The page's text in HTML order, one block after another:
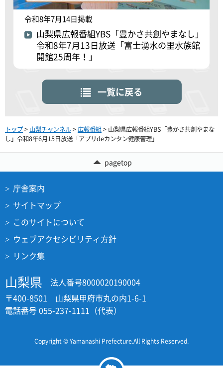
令和8年7月14日掲載
山梨県広報番組YBS「豊かさ共創やまなし」
令和8年7月13日放送「富士湧水の里水族館
開館25周年！」
一覧に戻る
トップ> 山梨チャンネル>広報番組> 山梨県広報番組YBS「豊かさ共創やまな
し」令和8年6月15日放送「アプリdeカンタン健康管理」
pagetop
庁舎案内
サイトマップ
このサイトについて
ウェブアクセシビリティ方針
リンク集
山梨県
法人番号8000020190004
〒400-8501 山梨県甲府市丸の内1-6-1
電話番号 055-237-1111（代表）
Copyright © Yamanashi Prefecture.All Rights Reserved.